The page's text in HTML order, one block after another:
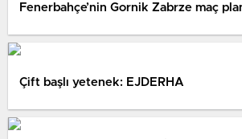
Fenerbahçe’nin Gornik Zabrze maç
Çift başlı yetenek: EJDERHA